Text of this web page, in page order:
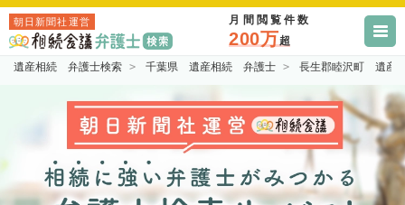
朝日新聞社運営 月間閲覧件数
200万超
遺産相続 弁護士検索 千葉県 遺産相続 弁護士 長生郡睦沢町 遺産